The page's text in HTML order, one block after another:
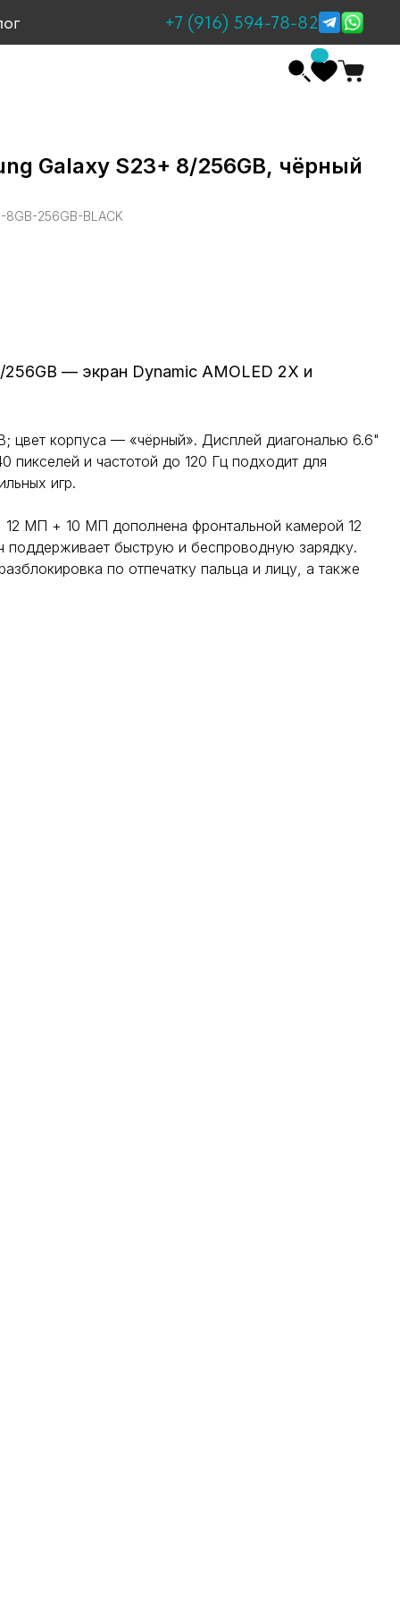
+7 (916) 594-78-82
Galaxy S23+ 8/256GB, чёрный
8GB-256GB-BLACK
256GB — экран Dynamic AMOLED 2X и
цвет корпуса — «чёрный». Дисплей диагональю 6.6"
пикселей и частотой до 120 Гц подходит для
игр.
МП + 10 МП дополнена фронтальной камерой 12
быструю и беспроводную зарядку.
по отпечатку пальца и лицу, а также